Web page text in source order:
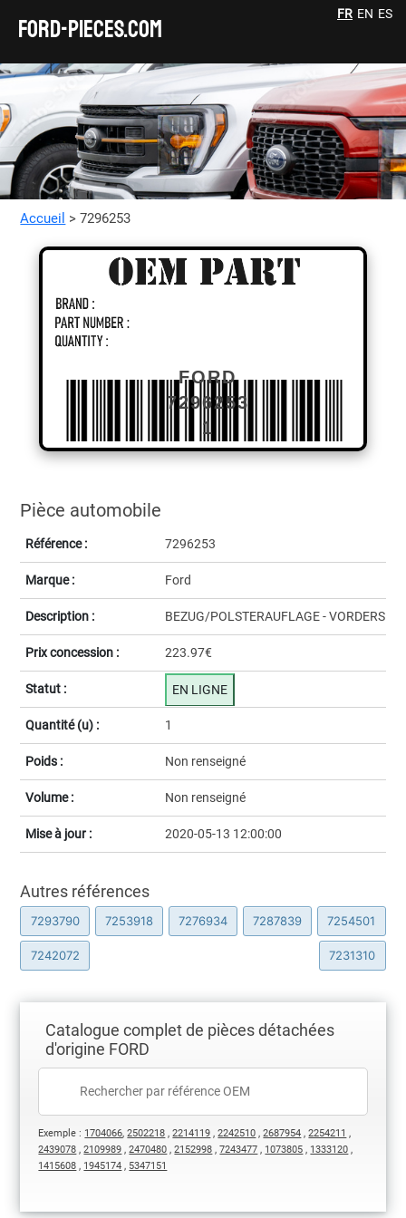
FORD-pieces.com
FR EN ES
Accueil > 7296253
Pièce automobile
Référence : 7296253
Marque : Ford
Description : BEZUG/POLSTERAUFLAGE - VORDERS
Prix concession : 223.97€
Statut : EN LIGNE
Quantité (u) : 1
Poids : Non renseigné
Volume : Non renseigné
Mise à jour : 2020-05-13 12:00:00
FORD
7296253
1
Autres références
7293790 7253918 7276934 7287839 7254501
7242072 7231310
Catalogue complet de pièces détachées
d'origine FORD
Exemple : 1704066,2502218 ,2214119 ,2242510 ,2687954 ,2254211 ,
2439078 ,2109989 ,2470480 ,2152998 ,7243477 , 1073805 , 1333120 ,
1415608 , 1945174 , 5347151